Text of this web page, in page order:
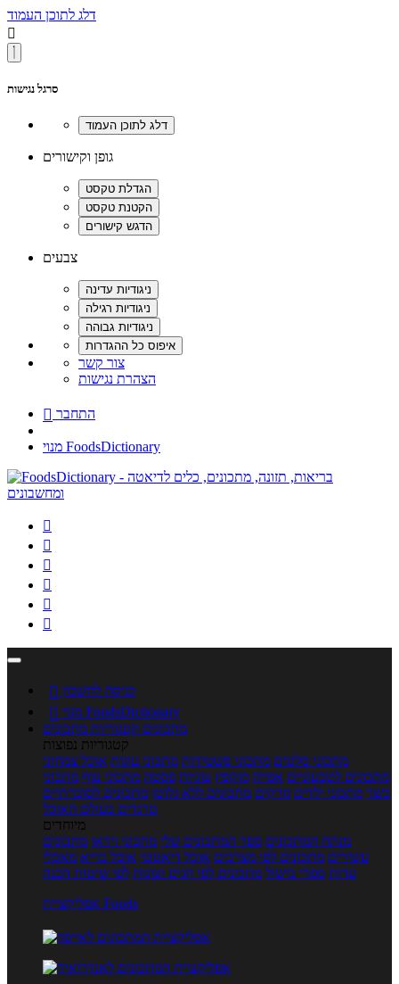
דלג לתוכן העמוד

סרגל נגישות
גופן וקישורים
צבעים
צור קשר
הצהרת נגישות
 התחבר
מנוי FoodsDictionary






 כניסה לחשבון

מנוי FoodsDictionary
מתכונים קטגוריות מתכונים
קטגוריות נפוצות
מתכוני סלטים מתכוני פשטידות מתכוני עוגות אוכל צמחוני
מתכונים לטבעוניים אפייה מוקפץ עוגיות פסטה מתכוני עוף מתכוני
בשר מתכוני ילדים מרקים מתכונים ללא גלוטן מתכונים לסוכרתיים
טרנדים בעולם האוכל
מיוחדים
מנתח המתכונים ספר המתכונים שלי מתכוני וידאו מתכונים
עשירים מתכונים לפי מצרכים אוכל דיאטטי אוכל בריא מאכלי
עדות ספרי בישול מתכונים לפי חגים ועונות לפי שיטות הכנה
אפליקציית Foods